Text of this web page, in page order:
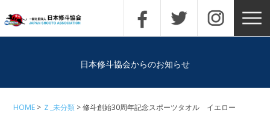
日本修斗協会からのお知らせ
HOME Ｚ_未分類 修斗創始30周年記念スポーツタオル イエロー